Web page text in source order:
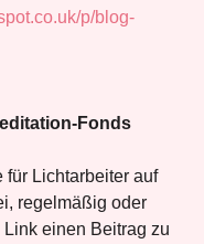
p/blog-
Fonds
Lichtarbeiter auf
regelmäßig oder
einen Beitrag zu